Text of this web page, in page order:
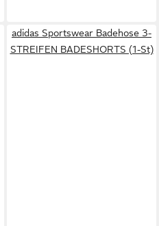
adidas Sportswear Badehose 3-
STREIFEN BADESHORTS (1-St)